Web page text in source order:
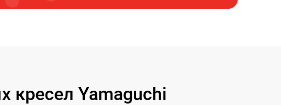
Yamaguchi